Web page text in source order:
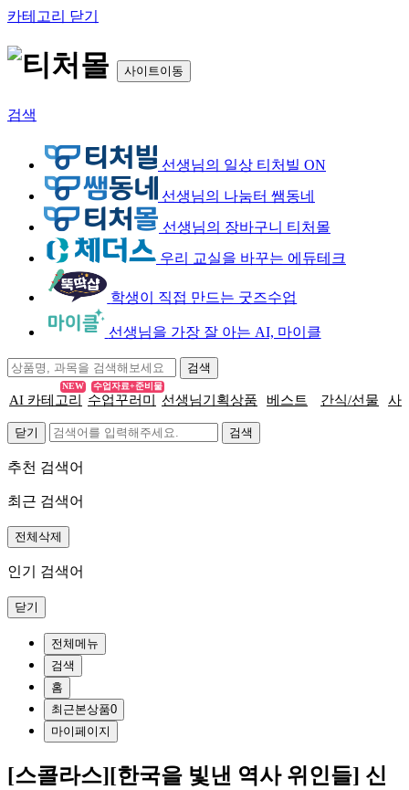
카테고리 닫기
사이트이동
검색
선생님의 일상 티처빌 ON
선생님의 나눔터 쌤동네
선생님의 장바구니 티처몰
우리 교실을 바꾸는 에듀테크
학생이 직접 만드는 굿즈수업
선생님을 가장 잘 아는 AI, 마이클
AI 카테고리
NEW
수업꾸러미
수업자료+준비물
선생님기획상품 베스트 간식/선물 사
닫기
추천 검색어
최근 검색어
전체삭제
인기 검색어
닫기
전체메뉴
검색
홈
최근본상품0
마이페이지
[스콜라스][한국을 빛낸 역사 위인들] 신